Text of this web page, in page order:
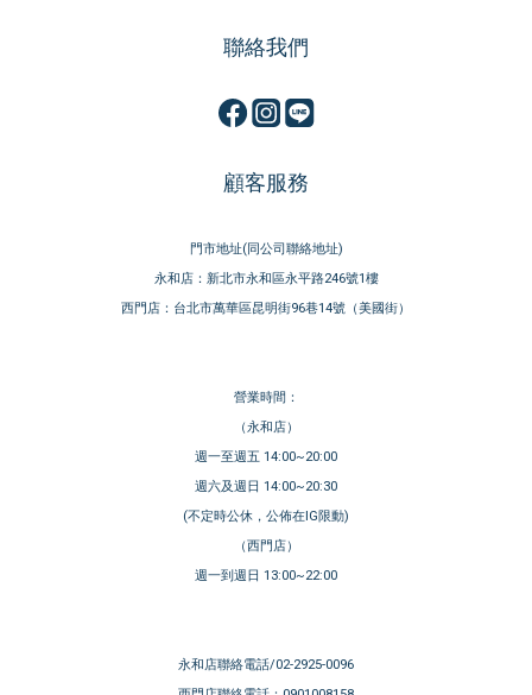
聯絡我們
顧客服務
門市地址(同公司聯絡地址)
永和店：新北市永和區永平路246號1樓
西門店：台北市萬華區昆明街96巷14號（美國街）
營業時間：
（永和店）
週一至週五 14:00~20:00
週六及週日 14:00~20:30
(不定時公休，公佈在IG限動)
（西門店）
週一到週日 13:00~22:00
永和店聯絡電話/02-2925-0096